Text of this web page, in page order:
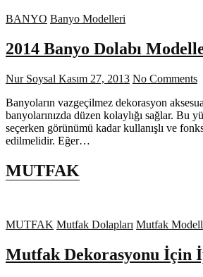
BANYO Banyo Modelleri
2014 Banyo Dolabı
Nur Soysal Kasım 27, 2013 No Comments
Banyoların vazgeçilmez dekorasyon
banyolarınızda düzen kolaylığı sağlar. Bu
seçerken görünümü kadar kullanışlı ve
edilmelidir. Eğer…
MUTFAK
MUTFAK Mutfak Dolapları Mutfak
Mutfak Dekorasyonu İçin